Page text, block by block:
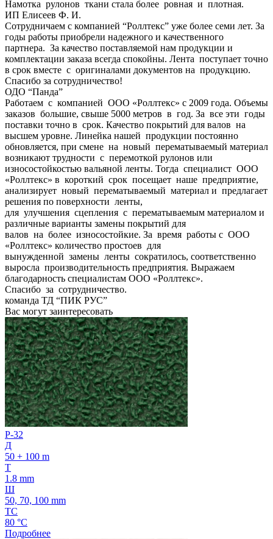
Намотка рулонов ткани стала более ровная и плотная.
ИП Елисеев Ф. И.
Сотрудничаем с компанией “Роллтекс” уже более семи лет. За
годы работы приобрели надежного и качественного
партнера. За качество поставляемой нам продукции и
комплектации заказа всегда спокойны. Лента поступает точно
в срок вместе с оригиналами документов на продукцию.
Спасибо за сотрудничество!
ОДО “Панда”
Работаем с компанией ООО «Роллтекс» с 2009 года. Объемы
заказов большие, свыше 5000 метров в год. За все эти годы
поставки точно в срок. Качество покрытий для валов на
высшем уровне. Линейка нашей продукции постоянно
обновляется, при смене на новый перематываемый материал
возникают трудности с перемоткой рулонов или
износостойкостью вальяной ленты. Тогда специалист ООО
«Роллтекс» в короткий срок посещает наше предприятие,
анализирует новый перематываемый материал и предлагает
решения по поверхности ленты,
для улучшения сцепления с перематываемым материалом и
различные варианты замены покрытий для
валов на более износостойкие. За время работы с ООО
«Роллтекс» количество простоев для
вынужденной замены ленты сократилось, соответственно
выросла производительность предприятия. Выражаем
благодарность специалистам ООО «Роллтекс».
Спасибо за сотрудничество.
команда ТД “ПИК РУС”
Вас могут заинтересовать
P-32
Д
50 + 100 m
Т
1.8 mm
Ш
50, 70, 100 mm
ТС
80 °C
Подробнее